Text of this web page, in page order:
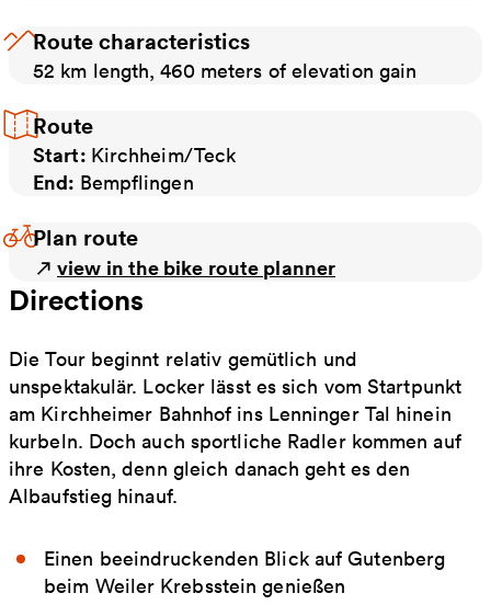
Route characteristics
52 km length, 460 meters of elevation gain
Route
Start: Kirchheim/Teck
End: Bempflingen
Plan route
view in the bike route planner
Directions
Die Tour beginnt relativ gemütlich und
unspektakulär. Locker lässt es sich vom Startpunkt
am Kirchheimer Bahnhof ins Lenninger Tal hinein
kurbeln. Doch auch sportliche Radler kommen auf
ihre Kosten, denn gleich danach geht es den
Albaufstieg hinauf.
Einen beeindruckenden Blick auf Gutenberg
beim Weiler Krebsstein genießen